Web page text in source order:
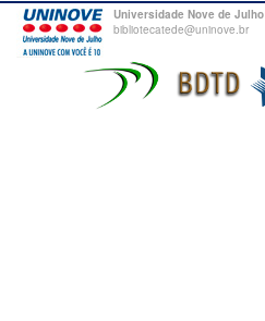
Universidade Nove de Julho
bibliotecatede@uninove.br